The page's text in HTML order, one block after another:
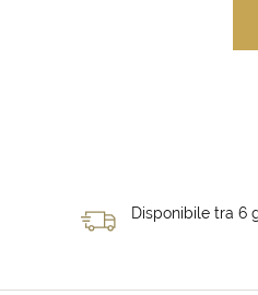
Disponibile tra 6